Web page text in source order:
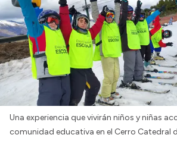
Una experiencia que vivirán niños y niñas
comunidad educativa en el Cerro Catedral